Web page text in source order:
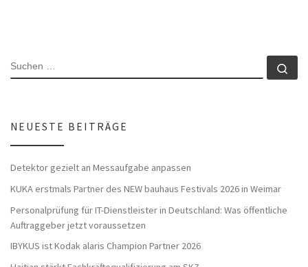
SUCHE
NEUESTE BEITRÄGE
Detektor gezielt an Messaufgabe anpassen
KUKA erstmals Partner des NEW bauhaus Festivals 2026 in Weimar
Personalprüfung für IT-Dienstleister in Deutschland: Was öffentliche
Auftraggeber jetzt voraussetzen
IBYKUS ist Kodak alaris Champion Partner 2026